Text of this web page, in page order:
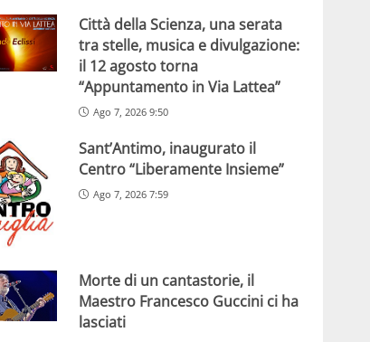
Città della Scienza, una serata
tra stelle, musica e divulgazione:
il 12 agosto torna
“Appuntamento in Via Lattea”
Ago 7, 2026 9:50
Sant’Antimo, inaugurato il
Centro “Liberamente Insieme”
Ago 7, 2026 7:59
Morte di un cantastorie, il
Maestro Francesco Guccini ci ha
lasciati